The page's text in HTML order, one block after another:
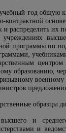
год общую
контрактной основе
и распределить их
учреждениях
программы по
образованию,
военному
образцы
и
и